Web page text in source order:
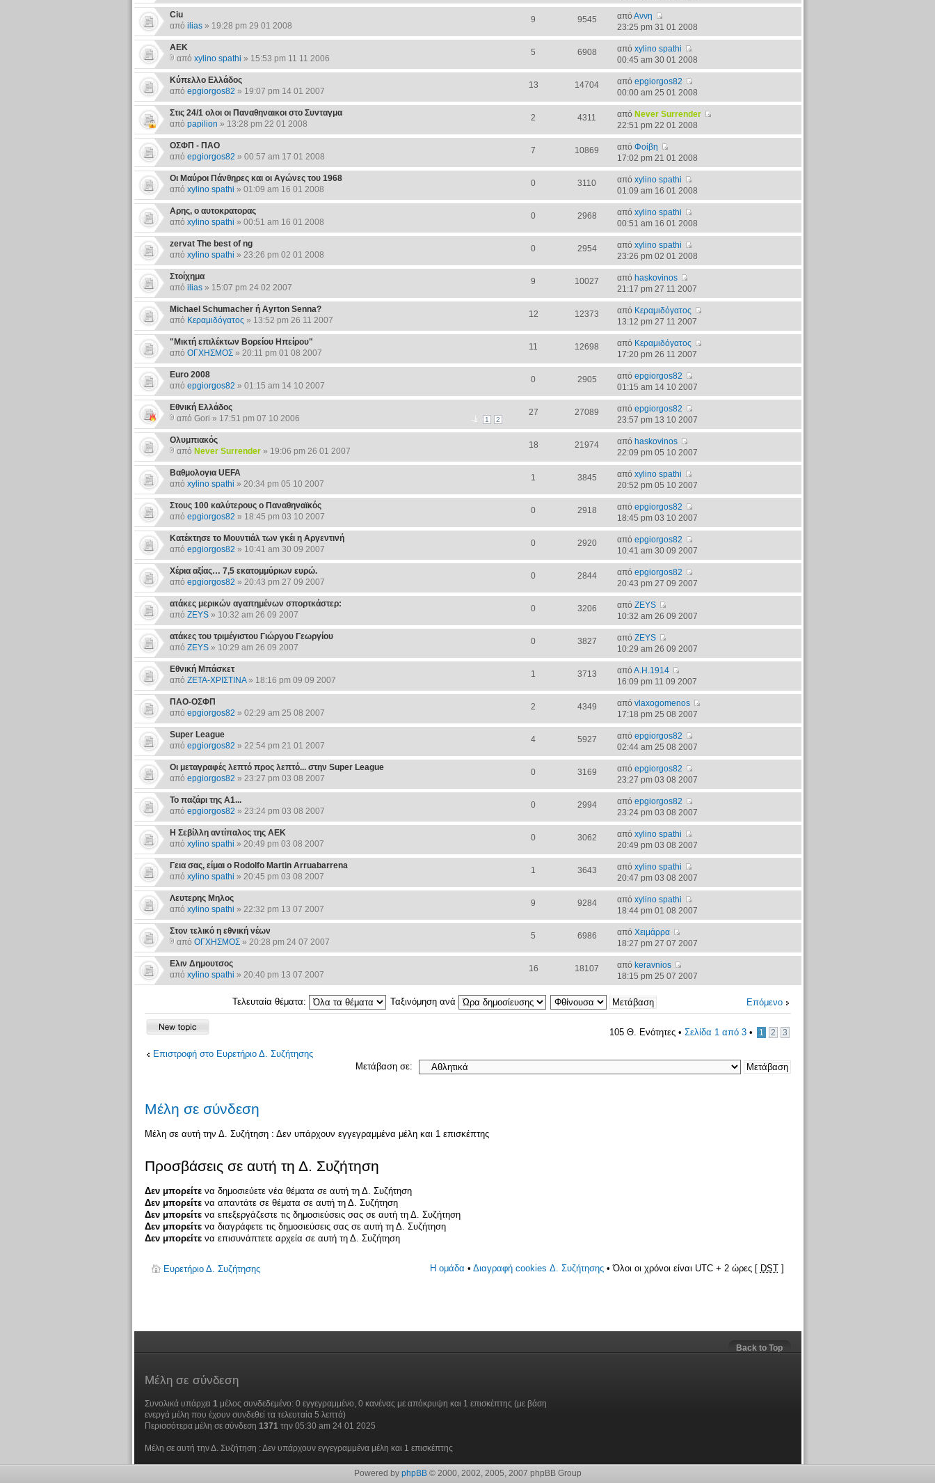
Ciu
από ilias» 19:28 pm 29 01 2008
9 9545 απόΑννη
23:25 pm 31 01 2008
ΑΕΚ
από xylino spathi » 15:53 pm 11 11 2006
5 6908 απόxylino spathi
00:45 am 30 01 2008
Κύπελλο Ελλάδος
από epgiorgos82 » 19:07 pm 14 01 2007
13 14704 απόepgiorgos82
00:00 am 25 01 2008
Στις 24/1 ολοι οι Παναθηναικοι στο Συνταγμα
από papilion » 13:28 pm 22 01 2008
2 4311 από Never Surrender
22:51 pm 22 01 2008
ΟΣΦΠ - ΠΑΟ
από epgiorgos82 » 00:57 am 17 01 2008
7 10869 απόΦοίβη
17:02 pm 21 01 2008
Οι Μαύροι Πάνθηρες και οι Αγώνες του 1968
από xylino spathi » 01:09 am 16 01 2008
0 3110 απόxylino spathi
01:09 am 16 01 2008
Αρης, ο αυτοκρατορας
από xylino spathi » 00:51 am 16 01 2008
0 2968 απόxylino spathi
00:51 am 16 01 2008
zervat The best of ng
από xylino spathi » 23:26 pm 02 01 2008
0 2954 απόxylino spathi
23:26 pm 02 01 2008
Στοίχημα
από ilias» 15:07 pm 24 02 2007
9 10027 από haskovinos
21:17 pm 27 11 2007
Michael Schumacher ή Ayrton Senna?
από Κεραμιδόγατος » 13:52 pm 26 11 2007
12 12373 από Κεραμιδόγατος
13:12 pm 27 11 2007
"Μικτή επιλέκτων Βορείου Ηπείρου"
από ΟΓΧΗΣΜΟΣ» 20:11 pm 01 08 2007
11 12698 από Κεραμιδόγατος
17:20 pm 26 11 2007
Euro 2008
από epgiorgos82 » 01:15 am 14 10 2007
0 2905 απόepgiorgos82
01:15 am 14 10 2007
Εθνική Ελλάδος
1 2
από Gori » 17:51 pm 07 10 2006
27 27089 απόepgiorgos82
23:57 pm 13 10 2007
Ολυμπιακός
από Never Surrender» 19:06 pm 26 01 2007
18 21974 από haskovinos
22:09 pm 05 10 2007
Βαθμολογια UEFA
από xylino spathi » 20:34 pm 05 10 2007
1 3845 απόxylino spathi
20:52 pm 05 10 2007
Στους 100 καλύτερους ο Παναθηναϊκός
από epgiorgos82 » 18:45 pm 03 10 2007
0 2918 απόepgiorgos82
18:45 pm 03 10 2007
Κατέκτησε το Μουντιάλ των γκέι η Αργεντινή
από epgiorgos82 » 10:41 am 30 09 2007
0 2920 απόepgiorgos82
10:41 am 30 09 2007
Χέρια αξίας… 7,5 εκατομμύριων ευρώ.
από epgiorgos82 » 20:43 pm 27 09 2007
0 2844 απόepgiorgos82
20:43 pm 27 09 2007
ατάκες μερικών αγαπημένων σπορτκάστερ:
από ZEYS» 10:32 am 26 09 2007
0 3206 απόZEYS
10:32 am 26 09 2007
ατάκες του τριμέγιστου Γιώργου Γεωργίου
από ZEYS» 10:29 am 26 09 2007
0 3827 απόZEYS
10:29 am 26 09 2007
Εθνική Μπάσκετ
από ΖΕΤΑ-ΧΡΙΣΤΙΝΑ» 18:16 pm 09 09 2007
1 3713 απόΑ.Η.1914
16:09 pm 11 09 2007
ΠΑΟ-ΟΣΦΠ
από epgiorgos82 » 02:29 am 25 08 2007
2 4349 απόvlaxogomenos
17:18 pm 25 08 2007
Super League
από epgiorgos82 » 22:54 pm 21 01 2007
4 5927 απόepgiorgos82
02:44 am 25 08 2007
Οι μεταγραφές λεπτό προς λεπτό... στην Super League
από epgiorgos82 » 23:27 pm 03 08 2007
0 3169 απόepgiorgos82
23:27 pm 03 08 2007
Το παζάρι της Α1...
από epgiorgos82 » 23:24 pm 03 08 2007
0 2994 απόepgiorgos82
23:24 pm 03 08 2007
Η Σεβίλλη αντίπαλος της ΑΕΚ
από xylino spathi » 20:49 pm 03 08 2007
0 3062 απόxylino spathi
20:49 pm 03 08 2007
Γεια σας, είμαι ο Rodolfo Martin Arruabarrena
από xylino spathi » 20:45 pm 03 08 2007
1 3643 απόxylino spathi
20:47 pm 03 08 2007
Λευτερης Μηλος
από xylino spathi » 22:32 pm 13 07 2007
9 9284 απόxylino spathi
18:44 pm 01 08 2007
Στον τελικό η εθνική νέων
από ΟΓΧΗΣΜΟΣ» 20:28 pm 24 07 2007
5 6986 απόΧειμάρρα
18:27 pm 27 07 2007
Ελιν Δημουτσος
από xylino spathi » 20:40 pm 13 07 2007
16 18107 από keravnios
18:15 pm 25 07 2007
Επόμενο
Τελευταία θέματα: Ταξινόμηση ανά
105 Θ. Ενότητες • Σελίδα 1από 3• 1 2 3
Επιστροφή στο Ευρετήριο Δ. Συζήτησης
Μετάβαση σε:
Μέλη σε σύνδεση
Μέλη σε αυτή την Δ. Συζήτηση : Δεν υπάρχουν εγγεγραμμένα μέλη και 1 επισκέπτης
Προσβάσεις σε αυτή τη Δ. Συζήτηση
Δεν μπορείτενα δημοσιεύετε νέα θέματα σε αυτή τη Δ. Συζήτηση
Δεν μπορείτενα απαντάτε σε θέματα σε αυτή τη Δ. Συζήτηση
Δεν μπορείτενα επεξεργάζεστε τις δημοσιεύσεις σας σε αυτή τη Δ. Συζήτηση
Δεν μπορείτενα διαγράφετε τις δημοσιεύσεις σας σε αυτή τη Δ. Συζήτηση
Δεν μπορείτενα επισυνάπτετε αρχεία σε αυτή τη Δ. Συζήτηση
Ευρετήριο Δ. Συζήτησης Η ομάδα • Διαγραφή cookies Δ. Συζήτησης• Όλοι οι χρόνοι είναι UTC + 2 ώρες [ DST]
Back to Top
Μέλησε σύνδεση
Συνολικά υπάρχει 1μέλος συνδεδεμένο: 0 εγγεγραμμένο, 0 κανένας με απόκρυψη και 1 επισκέπτης (με βάση
ενεργά μέλη που έχουν συνδεθεί τα τελευταία 5 λεπτά)
Περισσότερα μέλη σε σύνδεση 1371την 05:30 am 24 01 2025
Μέλη σε αυτή την Δ. Συζήτηση : Δεν υπάρχουν εγγεγραμμένα μέλη και 1 επισκέπτης
Powered by phpBB© 2000, 2002, 2005, 2007 phpBB Group